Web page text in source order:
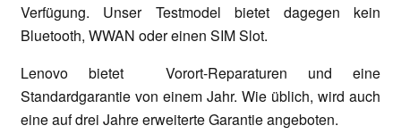
Verfügung. Unser Testmodel bietet dagegen kein
Bluetooth, WWAN oder einen SIM Slot.
Lenovo bietet Vorort-Reparaturen und eine
Standardgarantie von einem Jahr. Wie üblich, wird auch
eine auf drei Jahre erweiterte Garantie angeboten.